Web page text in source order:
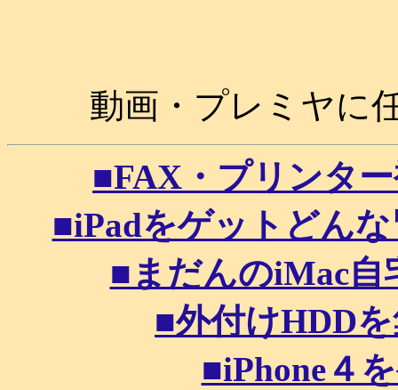
動画・プレミヤに
■FAX・プリンタ
■iPadをゲットどんな
■まだんのiMac自
■外付けHDD
■iPhone４